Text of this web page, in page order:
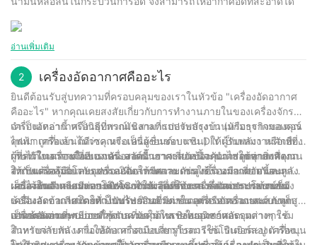
อ่านเพิ่มเติม
2 เครื่องอัดอากาศคืออะไร
ยินดีต้อนรับสู่บทความที่ครอบคลุมของเราในหัวข้อ "เครื่องอัดอากาศ
คืออะไร" หากคุณเคยสงสัยเกี่ยวกับการทำงานภายในของเครื่องจักรที่
จำเป็นเหล่านี้ หรือวิธีที่พวกมันสามารถปรับปรุงบ้านหรือธุรกิจของคุณ
คุณมาถูกที่แล้ว ไม่ว่าคุณจะเป็นผู้ชื่นชอบงาน DIY ผู้รับเหมา หรือเพียง
ผู้ที่สนใจเครื่องมืออเนกประสงค์นี้ เราจะแนะนำคุณตลอดทุกสิ่งที่คุณ
จำเป็นต้องรู้เกี่ยวกับเครื่องอัดอากาศและการใช้งานมากมาย เอนหลัง
ผ่อนคลาย และมาเจาะลึกโลกอันน่าทึ่งของเครื่องอัดอากาศด้วยกัน
เครื่องอัดอากาศเป็นอุปกรณ์เชิงกลที่แปลงพลังงาน (มักมาจากมอเตอร์
ไฟฟ้า เครื่องยนต์ดีเซล หรือเครื่องยนต์เบนซิน) ให้เป็นพลังงานศักย์ที่
เก็บไว้ในอากาศที่มีแรงดัน จากนั้นอากาศอัดนี้จะนำไปใช้จ่ายพลังงาน
ให้กับเครื่องมือและอุปกรณ์ที่หลากหลาย เช่น เครื่องมือเกี่ยวกับลม
เครื่องพ่นสี และระบบ HVAC ความอเนกประสงค์และประโยชน์ของ
เครื่องอัดอากาศทำให้เป็นทรัพย์สินที่มีค่าในอุตสาหกรรมและสภาพ
แวดล้อมต่างๆ
การทำงานภายในของเครื่องอัดอากาศเกี่ยวข้องกับการดูดอากาศจาก
สภาพแวดล้อมโดยรอบและอัดให้มีความดันสูงขึ้น อากาศอัดนี้จะถูก
เก็บไว้ในถังหรือปล่อยโดยตรงไปยังจุดที่ต้องการ ส่วนประกอบของ
เครื่องอัดอากาศโดยทั่วไปประกอบด้วยมอเตอร์หรือเครื่องยนต์ ถังเก็บ
อากาศอัด และระบบสำหรับควบคุมการปล่อยอากาศอัด
เครื่องอัดอากาศมีหลายประเภทให้เลือกใช้งาน ซึ่งแต่ละประเภทก็มี
ข้อดีและข้อเสียแตกต่างกันไป ตัวอย่างเช่น เครื่องอัดอากาศแบบลูกสูบ
เป็นประเภทที่พบบ่อยที่สุดและมักใช้ในเชิงพาณิชย์และอุตสาหกรรม
ในทางกลับกัน เครื่องอัดอากาศแบบสกรูโรตารีใช้โรเตอร์สองตัวที่หมุน
เครื่องอัดอากาศมีการใช้งานที่หลากหลายในอุตสาหกรรมต่างๆ ใช้
สำหรับจ่ายพลังงานให้กับเครื่องมือเกี่ยวกับลม เช่น ปืนยิงตะปู เครื่อง